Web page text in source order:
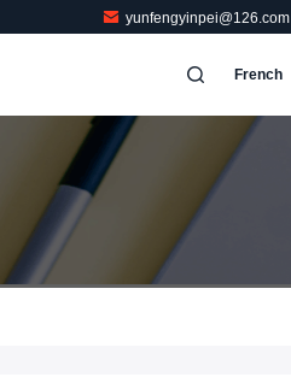
yunfengyinpei@126.com
French